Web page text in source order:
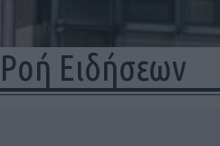
Ροή Ειδήσεων